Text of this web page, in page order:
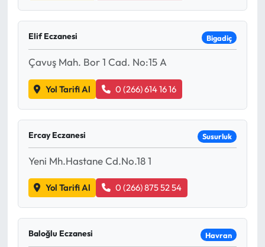
Elif Eczanesi Bigadiç
Çavuş Mah. Bor 1 Cad. No:15 A
Yol Tarifi Al 0 (266) 614 16 16
Ercay Eczanesi Susurluk
Yeni Mh.Hastane Cd.No.18 1
Yol Tarifi Al 0 (266) 875 52 54
Baloğlu Eczanesi Havran